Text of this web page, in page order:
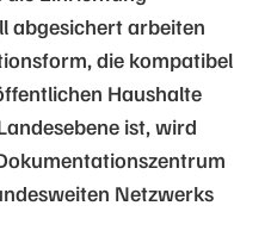
abgesichert arbeiten
die kompatibel
Haushalte
ist, wird
Netzwerks